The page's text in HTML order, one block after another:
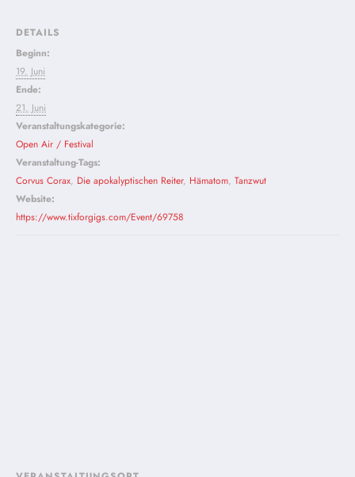
DETAILS
Beginn:
19. Juni
Ende:
21. Juni
Veranstaltungskategorie:
Open Air / Festival
Veranstaltung-Tags:
Corvus Corax, Die apokalyptischen Reiter, Hämatom, Tanzwut
Website:
https://www.tixforgigs.com/Event/69758